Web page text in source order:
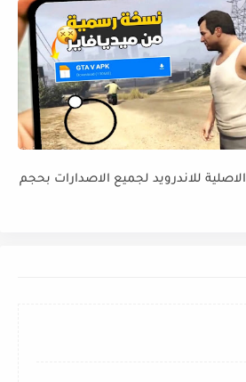
تحميل لعبة GTA V 2022 الاصلية للاندرويد لجميع الاصدارات بحجم